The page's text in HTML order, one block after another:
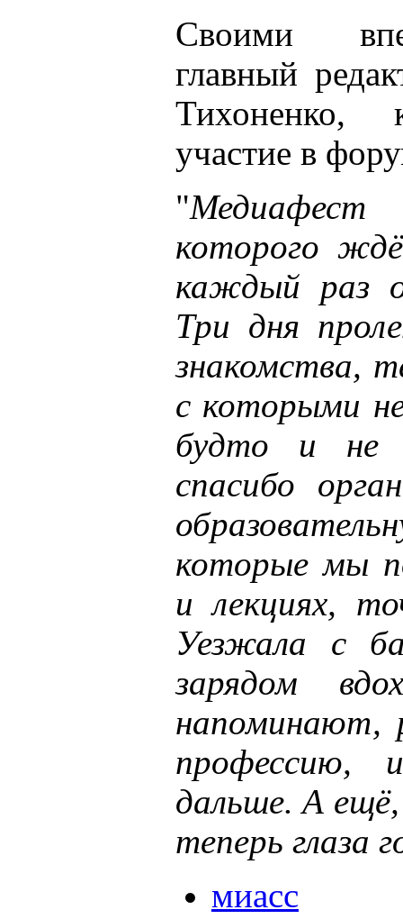
Своими
главный
Тихоненко,
участие в
"
которого
каждый раз
Три дня
знакомства,
с которыми
будто и не
спасибо
которые мы
и лекциях,
Уезжала с
зарядом
напоминают,
профессию,
дальше. А
теперь глаза
миасс